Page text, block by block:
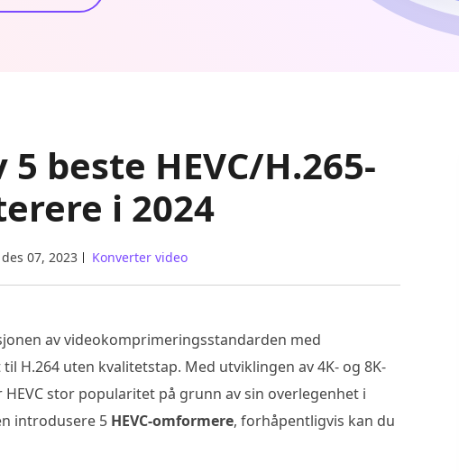
beste HEVC/H.265-
i 2024
des 07, 2023 Konverter video
av videokomprimeringsstandarden med
H.264 uten kvalitetstap. Med utviklingen av 4K- og 8K-
stor popularitet på grunn av sin overlegenhet i
introdusere 5 HEVC-omformere, forhåpentligvis kan du